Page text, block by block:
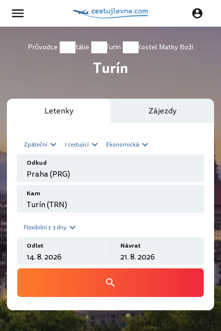
Průvodce Itálie Turín Kostel Matky Boží
Turín
Letenky Zájezdy
Zpáteční 1 cestující Ekonomická
Odkud
Kam
Flexibilní ± 3 dny
Odlet Návrat